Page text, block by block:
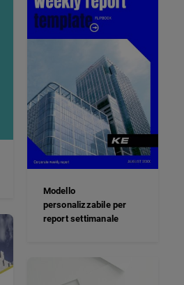
Modello
personalizzabile per
report settimanale